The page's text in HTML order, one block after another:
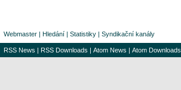
Webmaster | Hledání | Statistiky | Syndikační kanály
RSS News | RSS Downloads | Atom News | Atom Downloads